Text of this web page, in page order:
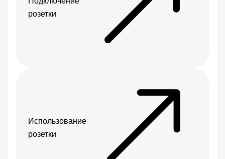
розетки
Использование
розетки